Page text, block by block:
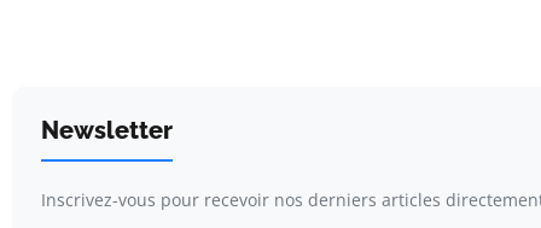
Newsletter
Inscrivez-vous pour recevoir nos derniers articles